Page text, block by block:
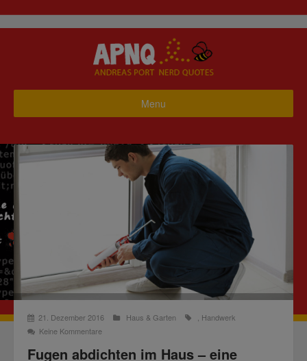
Menu
Startseite
21. Dezember 2016 Haus & Garten
Handwerk
Keine Kommentare
Fugen abdichten im Haus – eine